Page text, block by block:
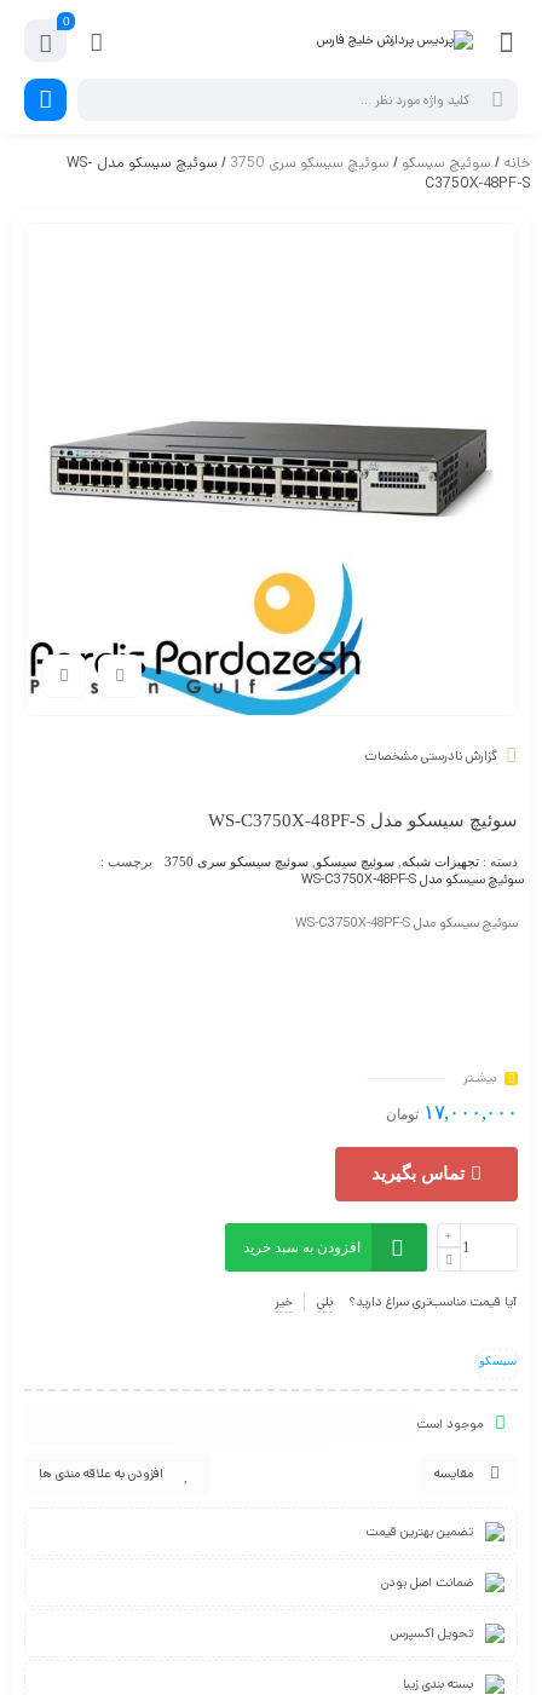
0
خانه / سوئیچ سیسکو / سوئیچ سیسکو سری 3750
/ سوئیچ سیسکو مدل WS-
C3750X-48PF-S
گزارش نادرستی مشخصات
سوئیچ سیسکو مدل WS-C3750X-48PF-S
دسته : تجهیزات شبکه سوئیچ سیسکو سوئیچ سیسکو سری 3750 برچسب :
سوئیچ سیسکو مدل WS-C3750X-48PF-S
سوئیچ سیسکو مدل WS-C3750X-48PF-S
بیشـتر
۱۷,۰۰۰,۰۰۰ تومان
تماس بگیرید
افزودن به سبد خرید
آیا قیمت مناسب‌تری سراغ دارید؟ بلی خیر
سیسکو
موجود است
مقایسه افزودن به علاقه مندی ها
تضمین بهترین قیمت
ضمانت اصل بودن
تحویل اکسپرس
بسته بندی زیبا